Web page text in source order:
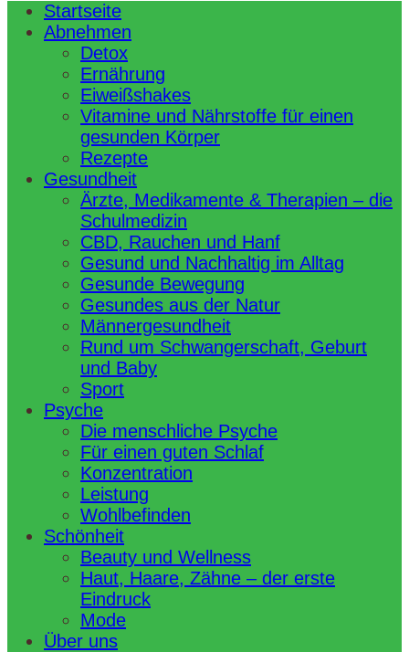
Startseite
Abnehmen
Detox
Ernährung
Eiweißshakes
Vitamine und Nährstoffe für einen
gesunden Körper
Rezepte
Gesundheit
Ärzte, Medikamente & Therapien – die
Schulmedizin
CBD, Rauchen und Hanf
Gesund und Nachhaltig im Alltag
Gesunde Bewegung
Gesundes aus der Natur
Männergesundheit
Rund um Schwangerschaft, Geburt
und Baby
Sport
Psyche
Die menschliche Psyche
Für einen guten Schlaf
Konzentration
Leistung
Wohlbefinden
Schönheit
Beauty und Wellness
Haut, Haare, Zähne – der erste
Eindruck
Mode
Über uns